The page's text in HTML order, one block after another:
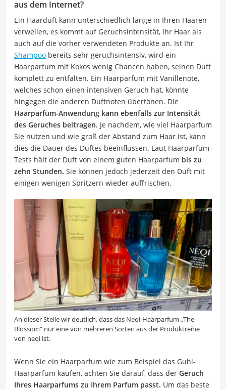
aus dem Internet?
Ein Haarduft kann unterschiedlich lange in Ihren Haaren
verweilen, es kommt auf Geruchsintensität, Ihr Haar als
auch auf die vorher verwendeten Produkte an. Ist Ihr
Shampoo bereits sehr geruchsintensiv, wird ein
Haarparfum mit Kokos wenig Chancen haben, seinen Duft
komplett zu entfalten. Ein Haarparfum mit Vanillenote,
welches schon einen intensiven Geruch hat, könnte
hingegen die anderen Duftnoten übertönen. Die
Haarparfum-Anwendung kann ebenfalls zur Intensität
des Geruches beitragen. Je nachdem, wie viel Haarparfum
Sie nutzen und wie groß der Abstand zum Haar ist, kann
dies die Dauer des Duftes beeinflussen. Laut Haarparfum-
Tests hält der Duft von einem guten Haarparfum bis zu
zehn Stunden. Sie können jedoch jederzeit den Duft mit
einigen wenigen Spritzern wieder auffrischen.
An dieser Stelle wir deutlich, dass das Neqi-Haarparfum „The
Blossom“ nur eine von mehreren Sorten aus der Produktreihe
von neqi ist.
Wenn Sie ein Haarparfum wie zum Beispiel das Guhl-
Haarparfum kaufen, achten Sie darauf, dass der Geruch
Ihres Haarparfums zu Ihrem Parfum passt. Um das beste